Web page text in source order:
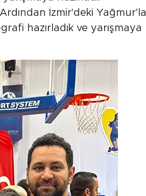
İzmir'deki Yağmur'la
hazırladık ve yarışmaya